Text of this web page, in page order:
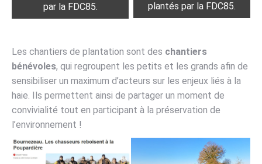
par la FDC85.
plantés par la FDC85.
Les chantiers de plantation sont des chantiers
bénévoles, qui regroupent les petits et les grands afin de
sensibiliser un maximum d’acteurs sur les enjeux liés à la
haie. Ils permettent ainsi de partager un moment de
convivialité tout en participant à la préservation de
l’environnement !